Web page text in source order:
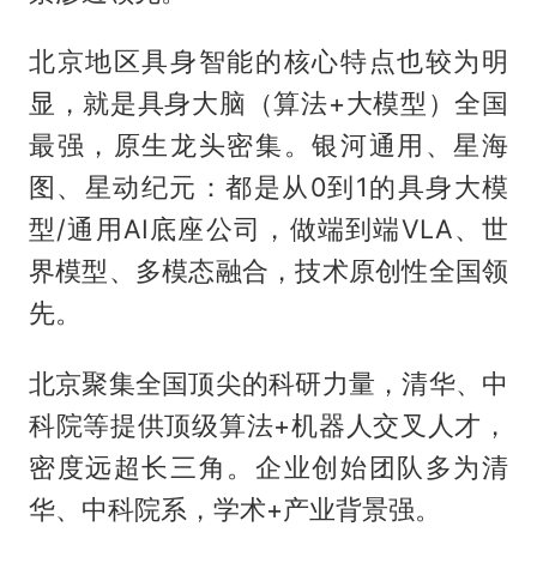
北京地区具身智能的核心特点也较为明
显，就是具身大脑（算法+大模型）全国
最强，原生龙头密集。银河通用、星海
图、星动纪元：都是从0到1的具身大模
型/通用AI底座公司，做端到端VLA、世
界模型、多模态融合，技术原创性全国领
先。
北京聚集全国顶尖的科研力量，清华、中
科院等提供顶级算法+机器人交叉人才，
密度远超长三角。企业创始团队多为清
华、中科院系，学术+产业背景强。